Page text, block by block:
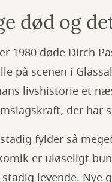
død og
1980 døde Dirch
på scenen i
livshistorie et
der har
fylder så
er uløseligt
levende. Nye